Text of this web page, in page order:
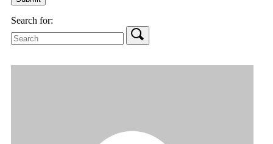
Search for: